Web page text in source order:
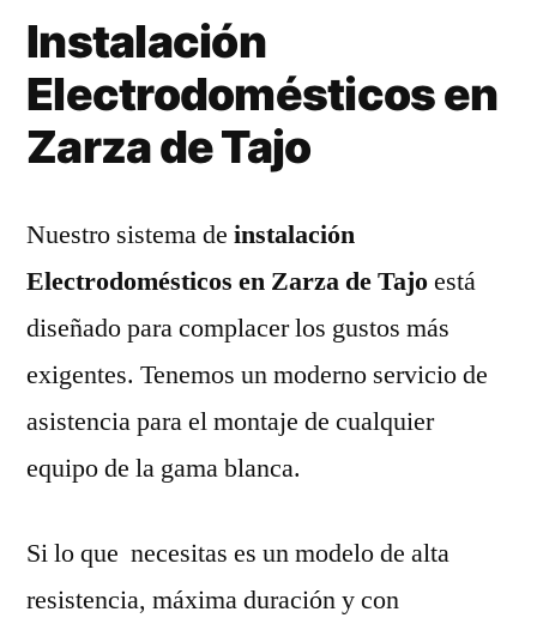
Instalación
Electrodomésticos en
Zarza de Tajo
Nuestro sistema de instalación
Electrodomésticos en Zarza de Tajoestá
diseñado para complacer los gustos más
exigentes. Tenemos un moderno servicio de
asistencia para el montaje de cualquier
equipo de la gama blanca.
Si lo que necesitas es un modelo de alta
resistencia, máxima duración y con